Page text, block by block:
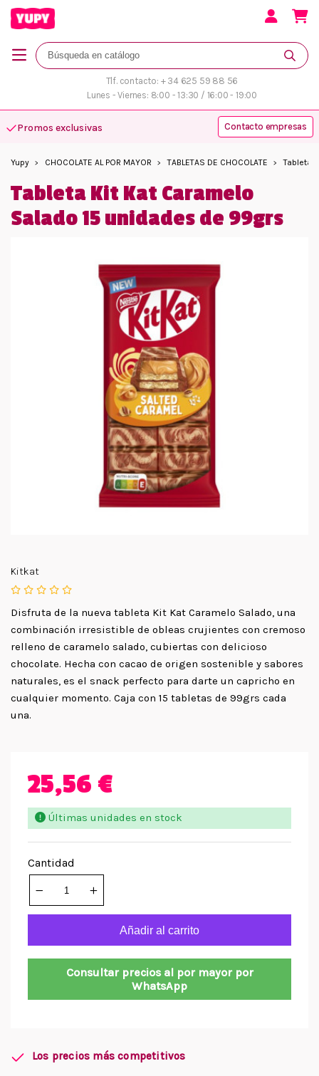
Tlf. contacto: + 34 625 59 88 56
Lunes - Viernes: 8:00 - 13:30 / 16:00 - 19:00
Promos exclusivas
Atención personalizada Contacto empresas
Yupy CHOCOLATE AL POR MAYOR TABLETAS DE CHOCOLATE Tableta
Tableta Kit Kat Caramelo
Salado 15 unidades de 99grs
Kitkat
Disfruta de la nueva tableta Kit Kat Caramelo Salado, una
combinación irresistible de obleas crujientes con cremoso
relleno de caramelo salado, cubiertas con delicioso
chocolate. Hecha con cacao de origen sostenible y sabores
naturales, es el snack perfecto para darte un capricho en
cualquier momento. Caja con 15 tabletas de 99grs cada
una.
25,56 €
Últimas unidades en stock
Cantidad
Añadir al carrito
Consultar precios al por mayor por
WhatsApp
Los precios más competitivos